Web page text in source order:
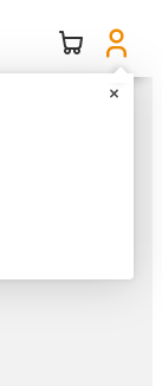
активность